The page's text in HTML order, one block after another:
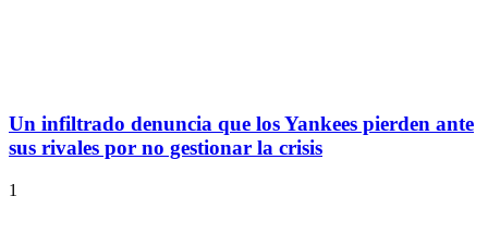
Un infiltrado denuncia que los Yankees pierden ante
sus rivales por no gestionar la crisis
1